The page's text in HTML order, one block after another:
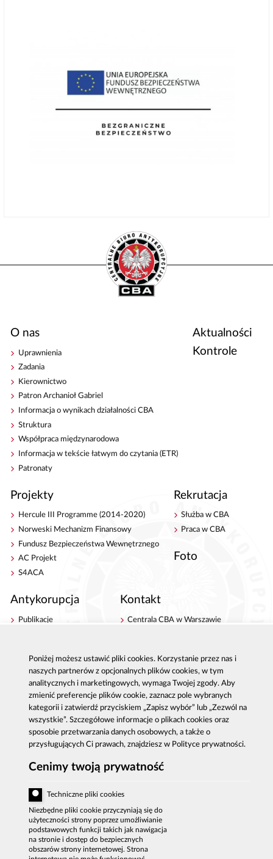
O nas
Uprawnienia
Zadania
Kierownictwo
Patron Archanioł Gabriel
Informacja o wynikach działalności CBA
Struktura
Współpraca międzynarodowa
Informacja w tekście łatwym do czytania (ETR)
Patronaty
Aktualności
Kontrole
Projekty
Hercule III Programme (2014-2020)
Norweski Mechanizm Finansowy
Fundusz Bezpieczeństwa Wewnętrznego
AC Projekt
S4ACA
Rekrutacja
Służba w CBA
Praca w CBA
Foto
Antykorupcja
Publikacje
Kontakt
Centrala CBA w Warszawie
Dla mediów
Sygnaliści - zgłoszenia zewnętrzne
Al. Ujazdowskie 9, 00-583 Warszawa
Zgłoszenie korupcji: 800 808 808, email:
fax: 22 437 2297, tel.: 22 437 2222, email:
bip
@ cba.gov.pl
DEKLARACJA DOSTĘPNOŚCI
MAPA SERWISU
POLITYKA PRYWATNOŚCI
Poniżej możesz ustawić pliki cookies. Korzystanie przez nas i
naszych partnerów z opcjonalnych plików cookies, w tym
analitycznych i marketingowych, wymaga Twojej zgody. Aby
zmienić preferencje plików cookie, zaznacz pole wybranych
kategorii i zatwierdź przyciskiem „Zapisz wybór” lub „Zezwól na
wszystkie”. Szczegółowe informacje o plikach cookies oraz
sposobie przetwarzania danych osobowych, a także o
przysługujących Ci prawach, znajdziesz w Polityce prywatności.
Cenimy twoją prywatność
Techniczne pliki cookies
Niezbędne pliki cookie przyczyniają się do
użyteczności strony poprzez umożliwianie
podstawowych funkcji takich jak nawigacja
na stronie i dostęp do bezpiecznych
obszarów strony internetowej. Strona